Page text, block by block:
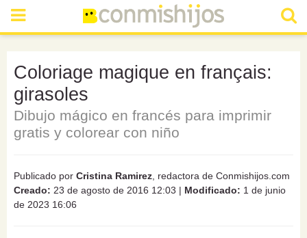
Coloriage magique en français:
girasoles
Dibujo mágico en francés para imprimir
gratis y colorear con niño
Publicado por Cristina Ramirez , redactora de Conmishijos.com
Creado: 23 de agosto de 2016 12:03 | Modificado: 1 de junio
de 2023 16:06